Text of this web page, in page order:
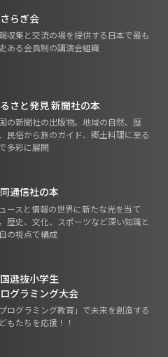
らぎ会
収集と交流の場を提供する日本で最も
ある会員制の講演会組織
さと発見 新聞社の本
の新聞社の出版物。地域の自然、歴
民俗から旅のガイド、郷土料理に至る
多彩に展開
通信社の本
ースと情報の世界に新たな光を当て
歴史、文化、スポーツなど深い知識と
の視点で構成
選抜小学生
グラミング大会
プログラミング教育」で未来を創造する
もたちを応援！！